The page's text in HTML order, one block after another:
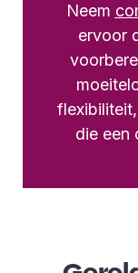
Neem
ervoor
die een